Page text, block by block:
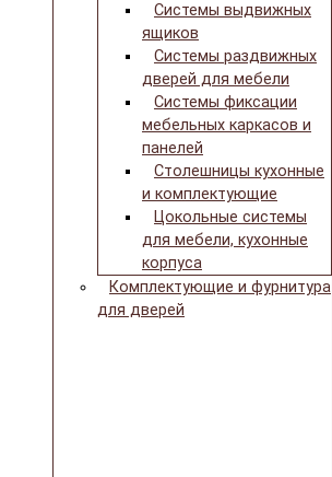
Системы выдвижных
ящиков
Системы раздвижных
дверей для мебели
Системы фиксации
мебельных каркасов и
панелей
Столешницы кухонные
и комплектующие
Цокольные системы
для мебели, кухонные
корпуса
Комплектующие и фурнитура
для дверей